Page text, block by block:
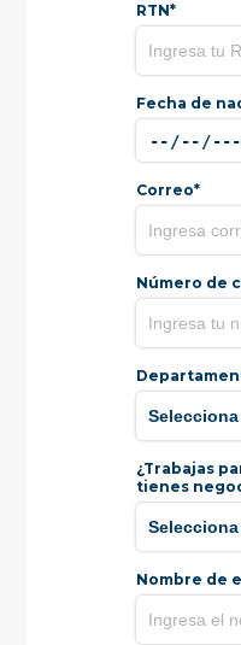
RTN*
Fecha de
Correo*
Número de
¿Trabajas
tienes
Nombre de